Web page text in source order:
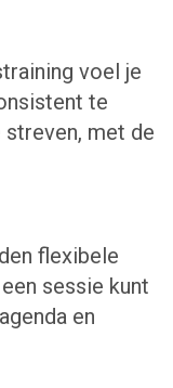
voel je
te
met de
flexibele
sessie kunt
en